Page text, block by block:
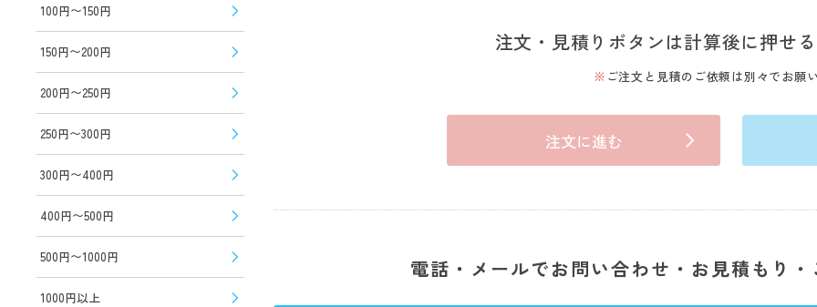
100円〜150円
150円〜200円
200円〜250円
250円〜300円
300円〜400円
400円〜500円
500円〜1000円
1000円以上
注文・見積りボタンは計算後に押せる
ご注文と見積のご依頼は別々でお願
注文に進む
電話・メールでお問い合わせ・お見積もり・